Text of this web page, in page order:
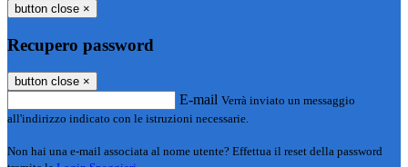
button close ×
Recupero password
button close ×
E-mail Verrà inviato un messaggio
all'indirizzo indicato con le istruzioni necessarie.
Non hai una e-mail associata al nome utente? Effettua il reset della password